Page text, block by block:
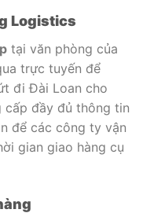
Logistics
tại văn phòng của
trực tuyến để
đi Đài Loan cho
cấp đầy đủ thông tin
để các công ty vận
gian giao hàng cụ